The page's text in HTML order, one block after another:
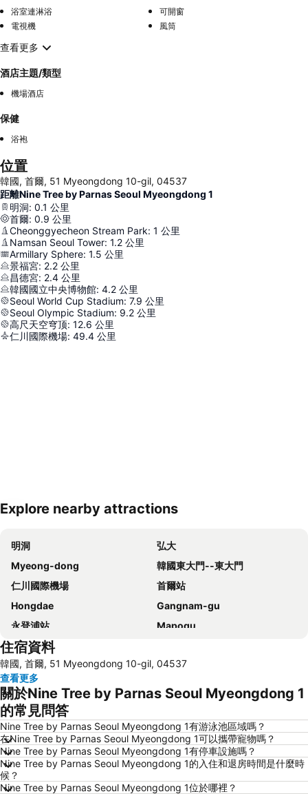
浴室連淋浴
可開窗
電視機
風筒
查看更多
酒店主題/類型
機場酒店
保健
浴袍
位置
韓國, 首爾, 51 Myeongdong 10-gil, 04537
距離Nine Tree by Parnas Seoul Myeongdong 1
明洞: 0.1 公里
首爾: 0.9 公里
Cheonggyecheon Stream Park: 1 公里
Namsan Seoul Tower: 1.2 公里
Armillary Sphere: 1.5 公里
景福宮: 2.2 公里
昌德宮: 2.4 公里
韓國國立中央博物館: 4.2 公里
Seoul World Cup Stadium: 7.9 公里
Seoul Olympic Stadium: 9.2 公里
高尺天空穹顶: 12.6 公里
仁川國際機場: 49.4 公里
展開地圖
Explore nearby attractions
明洞
弘大
Myeong-dong
韓國東大門--東大門
仁川國際機場
首爾站
Hongdae
Gangnam-gu
永登浦站
Mapogu
弘益大學
COEX商場
梨泰院
龍山站
Seoul
首爾蠶室綜合運動場
Gwanghwamun
Jongno
蠶室棒球場
金浦國際機場
Dongdaemun Sijang
Lotte World
Namdaemun Market
韓國會展中心水族館
住宿資料
韓國, 首爾, 51 Myeongdong 10-gil, 04537
查看更多
關於Nine Tree by Parnas Seoul Myeongdong 1
的常見問答
Nine Tree by Parnas Seoul Myeongdong 1有游泳池區域嗎？
在Nine Tree by Parnas Seoul Myeongdong 1可以攜帶寵物嗎？
Nine Tree by Parnas Seoul Myeongdong 1有停車設施嗎？
Nine Tree by Parnas Seoul Myeongdong 1的入住和退房時間是什麼時
候？
Nine Tree by Parnas Seoul Myeongdong 1位於哪裡？